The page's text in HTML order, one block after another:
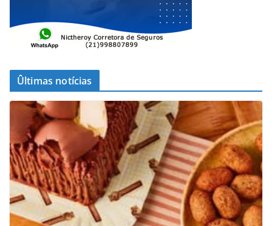
Ûltimas notícias